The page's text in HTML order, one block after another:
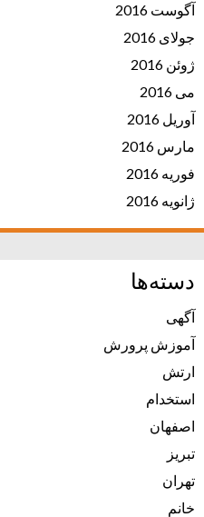
آگوست 2016
جولای 2016
ژوئن 2016
می 2016
آوریل 2016
مارس 2016
فوریه 2016
ژانویه 2016
دسته‌ها
آگهی
آموزش پرورش
ارتش
استخدام
اصفهان
تبریز
تهران
خانم